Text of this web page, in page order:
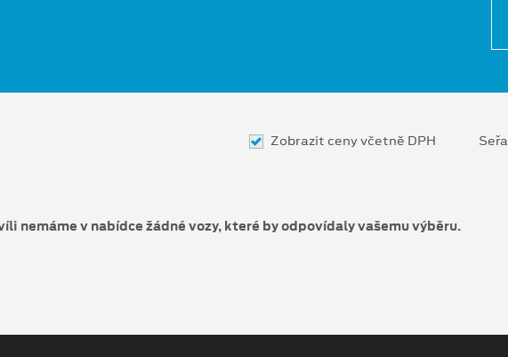
Zobrazit ceny včetně DPH
nemáme v nabídce žádné vozy, které by odpovídaly vašemu výběru.